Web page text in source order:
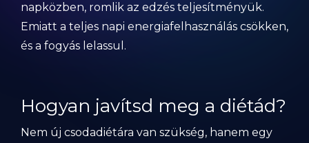
napközben, romlik az edzés teljesítményük.
Emiatt a teljes napi energiafelhasználás csökken,
és a fogyás lelassul.
Hogyan javítsd meg a diétád?
Nem új csodadiétára van szükség, hanem egy